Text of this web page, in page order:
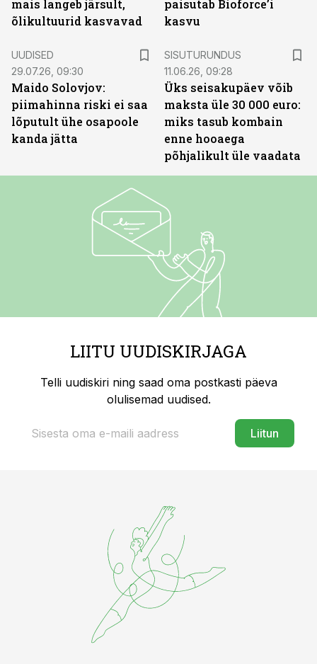
mais langeb järsult,
õlikultuurid kasvavad
paisutab Bioforce’i
kasvu
UUDISED
29.07.26, 09:30
Maido Solovjov:
piimahinna riski ei saa
lõputult ühe osapoole
kanda jätta
SISUTURUNDUS
11.06.26, 09:28
Üks seisakupäev võib
maksta üle 30 000 euro:
miks tasub kombain
enne hooaega
põhjalikult üle vaadata
LIITU UUDISKIRJAGA
Telli uudiskiri ning saad oma postkasti päeva
olulisemad uudised.
Liitun